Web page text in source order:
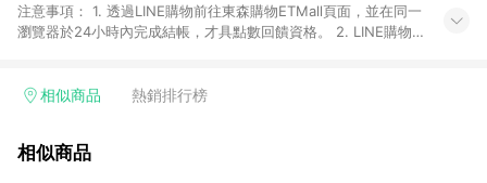
注意事項： 1. 透過LINE購物前往東森購物ETMall頁面，並在同一
瀏覽器於24小時內完成結帳，才具點數回饋資格。 2. LINE購物
單，皆不在點數回饋範圍內。 3. 如購買以下類別商品，將無法獲
球嚴選、商城、專案商品、「草莓網」全館商品。 4. 如取消訂
相似商品 熱銷排行榜
相似商品